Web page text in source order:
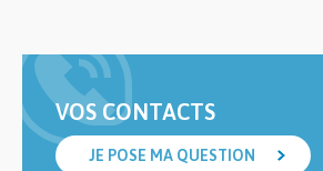
VOS CONTACTS
JE POSE MA QUESTION